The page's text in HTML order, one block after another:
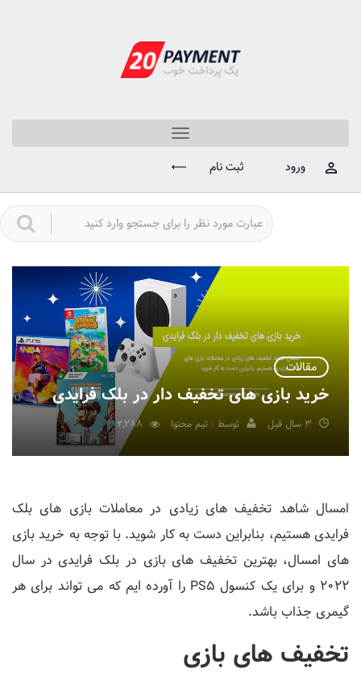
Toggle
navigation
ورود
ثبت نام
مقالات
خرید بازی های تخفیف دار در بلک فرایدی
3 سال قبل توسط : تیم محتوا
امسال شاهد تخفیف های زیادی در معاملات بازی های بلک
فرایدی هستیم، بنابراین دست به کار شوید. با توجه به خرید بازی
های امسال، بهترین تخفیف های بازی در بلک فرایدی در سال
2022 و برای یک کنسول PS5 را آورده ایم که می تواند برای هر
گیمری جذاب باشد.
تخفیف های بازی